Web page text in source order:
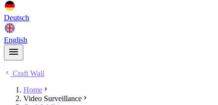
Deutsch
English
Craft Wall
Home
Video Surveillance